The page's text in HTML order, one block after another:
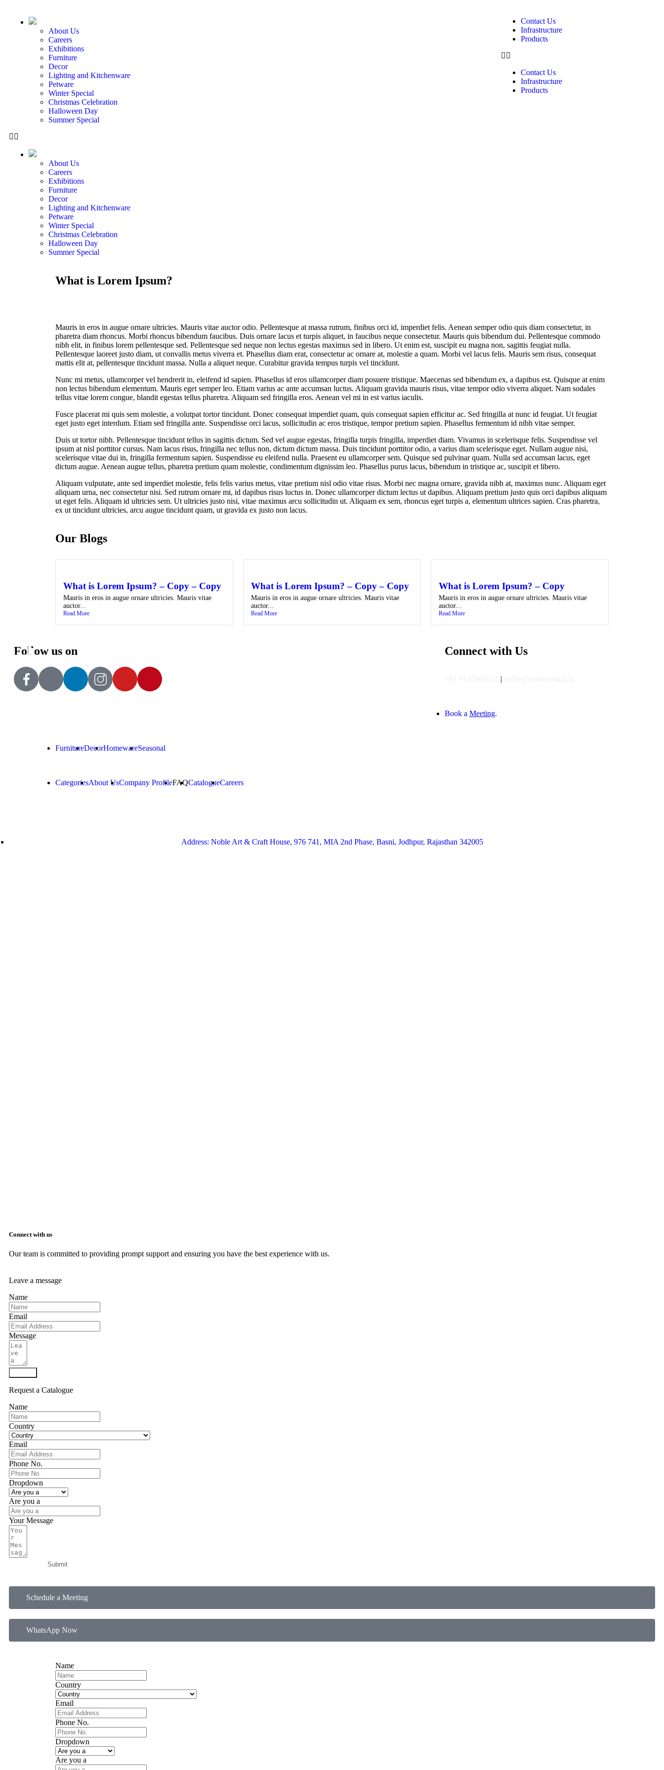
About Us
Careers
Exhibitions
Furniture
Decor
Lighting and Kitchenware
Petware
Winter Special
Christmas Celebration
Halloween Day
Summer Special
About Us
Careers
Exhibitions
Furniture
Decor
Lighting and Kitchenware
Petware
Winter Special
Christmas Celebration
Halloween Day
Summer Special
Contact Us
Infrastructure
Products
Contact Us
Infrastructure
Products
What is Lorem Ipsum?
Mauris in eros in augue ornare ultricies. Mauris vitae auctor odio. Pellentesque at massa rutrum, finibus orci id, imperdiet felis. Aenean semper odio quis diam consectetur, in
pharetra diam rhoncus. Morbi rhoncus bibendum faucibus. Duis ornare lacus et turpis aliquet, in faucibus neque consectetur. Mauris quis bibendum dui. Pellentesque commodo
nibh elit, in finibus lorem pellentesque sed. Pellentesque sed neque non lectus egestas maximus sed in libero. Ut enim est, suscipit eu magna non, sagittis feugiat nulla.
Pellentesque laoreet justo diam, ut convallis metus viverra et. Phasellus diam erat, consectetur ac ornare at, molestie a quam. Morbi vel lacus felis. Mauris sem risus, consequat
mattis elit at, pellentesque tincidunt massa. Nulla a aliquet neque. Curabitur gravida tempus turpis vel tincidunt.
Nunc mi metus, ullamcorper vel hendrerit in, eleifend id sapien. Phasellus id eros ullamcorper diam posuere tristique. Maecenas sed bibendum ex, a dapibus est. Quisque at enim
non lectus bibendum elementum. Mauris eget semper leo. Etiam varius ac ante accumsan luctus. Aliquam gravida mauris risus, vitae tempor odio viverra aliquet. Nam sodales
tellus vitae lorem congue, blandit egestas tellus pharetra. Aliquam sed fringilla eros. Aenean vel mi in est varius iaculis.
Fusce placerat mi quis sem molestie, a volutpat tortor tincidunt. Donec consequat imperdiet quam, quis consequat sapien efficitur ac. Sed fringilla at nunc id feugiat. Ut feugiat
eget justo eget interdum. Etiam sed fringilla ante. Suspendisse orci lacus, sollicitudin ac eros tristique, tempor pretium sapien. Phasellus fermentum id nibh vitae semper.
Duis ut tortor nibh. Pellentesque tincidunt tellus in sagittis dictum. Sed vel augue egestas, fringilla turpis fringilla, imperdiet diam. Vivamus in scelerisque felis. Suspendisse vel
ipsum at nisl porttitor cursus. Nam lacus risus, fringilla nec tellus non, dictum dictum massa. Duis tincidunt porttitor odio, a varius diam scelerisque eget. Nullam augue nisi,
scelerisque vitae dui in, fringilla fermentum sapien. Suspendisse eu eleifend nulla. Praesent eu ullamcorper sem. Quisque sed pulvinar quam. Nulla sed accumsan lacus, eget
dictum augue. Aenean augue tellus, pharetra pretium quam molestie, condimentum dignissim leo. Phasellus purus lacus, bibendum in tristique ac, suscipit et libero.
Aliquam vulputate, ante sed imperdiet molestie, felis felis varius metus, vitae pretium nisl odio vitae risus. Morbi nec magna ornare, gravida nibh at, maximus nunc. Aliquam eget
aliquam urna, nec consectetur nisi. Sed rutrum ornare mi, id dapibus risus luctus in. Donec ullamcorper dictum lectus ut dapibus. Aliquam pretium justo quis orci dapibus aliquam
ut eget felis. Aliquam id ultricies sem. Ut ultricies justo nisi, vitae maximus arcu sollicitudin ut. Aliquam ex sem, rhoncus eget turpis a, elementum ultrices sapien. Cras pharetra,
ex ut tincidunt ultricies, arcu augue tincidunt quam, ut gravida ex justo non lacus.
Our Blogs
What is Lorem Ipsum? – Copy – Copy
Mauris in eros in augue ornare ultricies. Mauris vitae
auctor...
Read More
What is Lorem Ipsum? – Copy – Copy
Mauris in eros in augue ornare ultricies. Mauris vitae
auctor...
Read More
What is Lorem Ipsum? – Copy
Mauris in eros in augue ornare ultricies. Mauris vitae
auctor...
Read More
Follow us on Connect with Us
|
Book a Meeting.
FurnitureDecorHomewareSeasonal
CategoriesAbout UsCompany ProfileFAQCatalogue⁠Careers
Address: Noble Art & Craft House, 976 741, MIA 2nd Phase, Basni, Jodhpur, Rajasthan 342005
Connect with us
Our team is committed to providing prompt support and ensuring you have the best experience with us.
Leave a message
Name
Email
Message
Request a Catalogue
Name
Country
Email
Phone No.
Dropdown
Are you a
Your Message
Submit
Schedule a Meeting
WhatsApp Now
Name
Country
Email
Phone No.
Dropdown
Are you a